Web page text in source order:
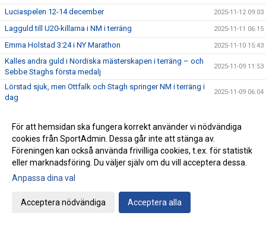
Luciaspelen 12-14 december 2025-11-12 09:03
Lagguld till U20-killarna i NM i terräng 2025-11-11 06:15
Emma Holstad 3:24 i NY Marathon 2025-11-10 15:43
Kalles andra guld i Nordiska mästerskapen i terräng – och
Sebbe Staghs första medalj
2025-11-09 11:53
Lörstad sjuk, men Ottfalk och Stagh springer NM i terräng i
dag
2025-11-09 06:04
I morgon i Danmark – tre IFKare i Nordiska Mästerskapen i
terränglöpning
2025-11-08 07:38
Peter Woll fick Lasse Dahlstedts funktionärspris 2025-11-07 07:02
Så nära var det maximal Daniel-utdelning
För att hemsidan ska fungera korrekt använder vi nödvändiga
cookies från SportAdmin. Dessa går inte att stänga av.
Föreningen kan också använda frivilliga cookies, t.ex. för statistik
eller marknadsföring. Du väljer själv om du vill acceptera dessa.
Anpassa dina val
Acceptera nödvändiga Acceptera alla